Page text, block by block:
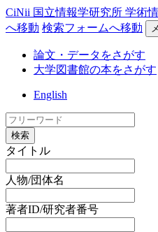
CiNii 国立情報学研究所 学術
へ移動 検索フォームへ移動
論文・データをさがす
大学図書館の本をさがす
English
検索
タイトル
人物/団体名
著者ID/研究者番号